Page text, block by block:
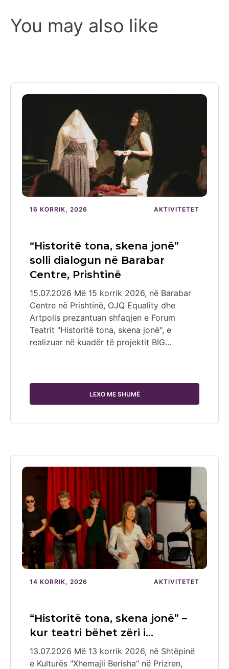
You may also like
16 KORRIK, 2026 AKTIVITETET
“Historitë tona, skena jonë”
solli dialogun në Barabar
Centre, Prishtinë
15.07.2026 Më 15 korrik 2026, në Barabar
Centre në Prishtinë, OJQ Equality dhe
Artpolis prezantuan shfaqjen e Forum
Teatrit "Historitë tona, skena jonë", e
realizuar në kuadër të projektit BIG…
LEXO ME SHUMË
14 KORRIK, 2026 AKTIVITETET
“Historitë tona, skena jonë” –
kur teatri bëhet zëri i…
13.07.2026 Më 13 korrik 2026, në Shtëpinë
e Kulturës "Xhemajli Berisha" në Prizren,